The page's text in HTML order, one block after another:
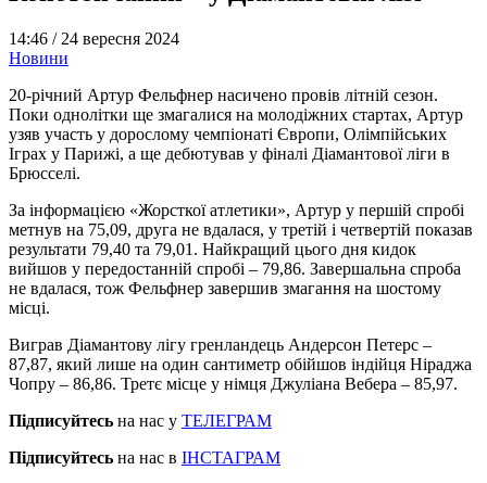
14:46 / 24 вересня 2024
Новини
20-річний Артур Фельфнер насичено провів літній сезон.
Поки однолітки ще змагалися на молодіжних стартах, Артур
узяв участь у дорослому чемпіонаті Європи, Олімпійських
Іграх у Парижі, а ще дебютував у фіналі Діамантової ліги в
Брюсселі.
За інформацією «Жорсткої атлетики», Артур у першій спробі
метнув на 75,09, друга не вдалася, у третій і четвертій показав
результати 79,40 та 79,01. Найкращий цього дня кидок
вийшов у передостанній спробі – 79,86. Завершальна спроба
не вдалася, тож Фельфнер завершив змагання на шостому
місці.
Виграв Діамантову лігу гренландець Андерсон Петерс –
87,87, який лише на один сантиметр обійшов індійця Ніраджа
Чопру – 86,86. Третє місце у німця Джуліана Вебера – 85,97.
Підписуйтесь на нас у ТЕЛЕГРАМ
Підписуйтесь на нас в ІНСТАГРАМ